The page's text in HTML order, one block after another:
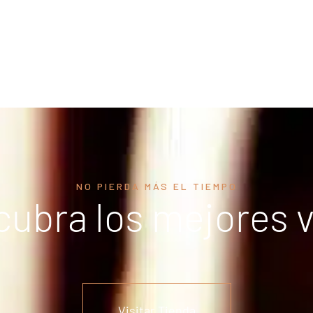
NO PIERDA MÁS EL TIEMPO
los mejores